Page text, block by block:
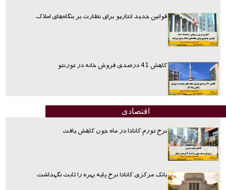
قوانین جدید انتاریو برای نظارت بر بنگاه‌های املاک
کاهش 41 درصدی فروش خانه در تورنتو
اقتصادی
نرخ تورم کانادا در ماه جون کاهش یافت
بانک مرکزی کانادا نرخ پایه بهره را ثابت نگهداشت